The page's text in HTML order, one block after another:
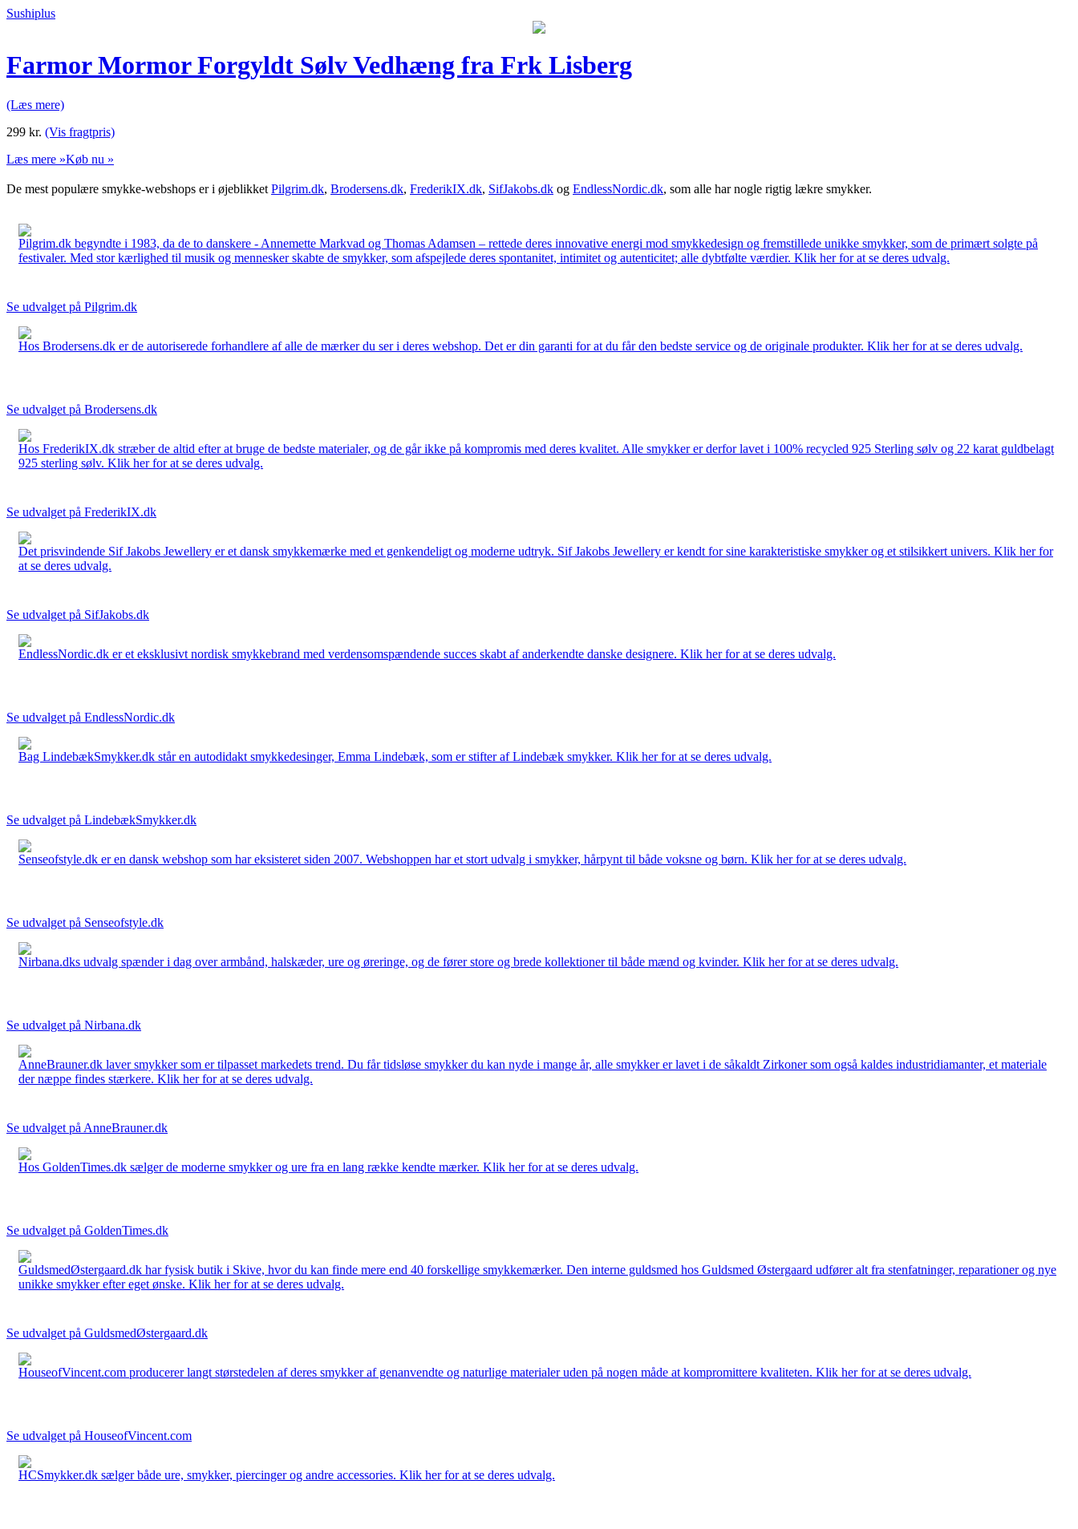
Sushiplus
Farmor Mormor Forgyldt Sølv Vedhæng fra Frk Lisberg
(Læs mere)
299 kr. (Vis fragtpris)
Læs mere »Køb nu »
De mest populære smykke-webshops er i øjeblikket Pilgrim.dk, Brodersens.dk, FrederikIX.dk, SifJakobs.dk og EndlessNordic.dk, som alle har nogle rigtig lækre smykker.
Pilgrim.dk begyndte i 1983, da de to danskere - Annemette Markvad og Thomas Adamsen – rettede deres innovative energi mod smykkedesign og fremstillede unikke smykker, som de primært solgte på
festivaler. Med stor kærlighed til musik og mennesker skabte de smykker, som afspejlede deres spontanitet, intimitet og autenticitet; alle dybtfølte værdier. Klik her for at se deres udvalg.
Se udvalget på Pilgrim.dk
Hos Brodersens.dk er de autoriserede forhandlere af alle de mærker du ser i deres webshop. Det er din garanti for at du får den bedste service og de originale produkter. Klik her for at se deres udvalg.
Se udvalget på Brodersens.dk
Hos FrederikIX.dk stræber de altid efter at bruge de bedste materialer, og de går ikke på kompromis med deres kvalitet. Alle smykker er derfor lavet i 100% recycled 925 Sterling sølv og 22 karat guldbelagt
925 sterling sølv. Klik her for at se deres udvalg.
Se udvalget på FrederikIX.dk
Det prisvindende Sif Jakobs Jewellery er et dansk smykkemærke med et genkendeligt og moderne udtryk. Sif Jakobs Jewellery er kendt for sine karakteristiske smykker og et stilsikkert univers. Klik her for
at se deres udvalg.
Se udvalget på SifJakobs.dk
EndlessNordic.dk er et eksklusivt nordisk smykkebrand med verdensomspændende succes skabt af anderkendte danske designere. Klik her for at se deres udvalg.
Se udvalget på EndlessNordic.dk
Bag LindebækSmykker.dk står en autodidakt smykkedesinger, Emma Lindebæk, som er stifter af Lindebæk smykker. Klik her for at se deres udvalg.
Se udvalget på LindebækSmykker.dk
Senseofstyle.dk er en dansk webshop som har eksisteret siden 2007. Webshoppen har et stort udvalg i smykker, hårpynt til både voksne og børn. Klik her for at se deres udvalg.
Se udvalget på Senseofstyle.dk
Nirbana.dks udvalg spænder i dag over armbånd, halskæder, ure og øreringe, og de fører store og brede kollektioner til både mænd og kvinder. Klik her for at se deres udvalg.
Se udvalget på Nirbana.dk
AnneBrauner.dk laver smykker som er tilpasset markedets trend. Du får tidsløse smykker du kan nyde i mange år, alle smykker er lavet i de såkaldt Zirkoner som også kaldes industridiamanter, et materiale
der næppe findes stærkere. Klik her for at se deres udvalg.
Se udvalget på AnneBrauner.dk
Hos GoldenTimes.dk sælger de moderne smykker og ure fra en lang række kendte mærker. Klik her for at se deres udvalg.
Se udvalget på GoldenTimes.dk
GuldsmedØstergaard.dk har fysisk butik i Skive, hvor du kan finde mere end 40 forskellige smykkemærker. Den interne guldsmed hos Guldsmed Østergaard udfører alt fra stenfatninger, reparationer og nye
unikke smykker efter eget ønske. Klik her for at se deres udvalg.
Se udvalget på GuldsmedØstergaard.dk
HouseofVincent.com producerer langt størstedelen af deres smykker af genanvendte og naturlige materialer uden på nogen måde at kompromittere kvaliteten. Klik her for at se deres udvalg.
Se udvalget på HouseofVincent.com
HCSmykker.dk sælger både ure, smykker, piercinger og andre accessories. Klik her for at se deres udvalg.